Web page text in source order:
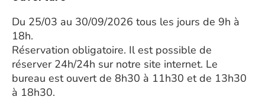
Du 25/03 au 30/09/2026 tous les jours de 9h à
18h.
Réservation obligatoire. Il est possible de
réserver 24h/24h sur notre site internet. Le
bureau est ouvert de 8h30 à 11h30 et de 13h30
à 18h30.